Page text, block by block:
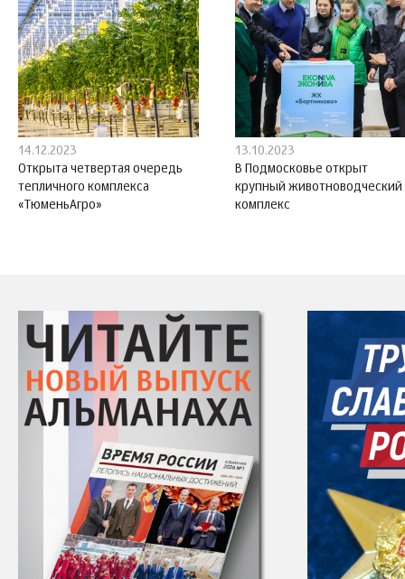
14.12.2023
Открыта четвертая очередь
тепличного комплекса
«ТюменьАгро»
13.10.2023
В Подмосковье открыт
крупный животноводческий
комплекс